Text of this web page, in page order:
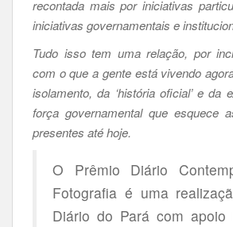
recontada mais por iniciativas
iniciativas governamentais e
Tudo isso tem uma relação, por
com o que a gente está vivendo
isolamento, da ‘história oficial’ e da
força governamental que esquece
presentes até hoje.
O Prêmio Diário
Fotografia é uma
Diário do Pará com apoio